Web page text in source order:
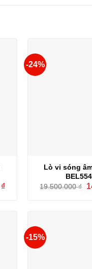
₫Giá
14.200.000 ₫.
-24%
Lò vi sóng
19.500.000₫
-15%